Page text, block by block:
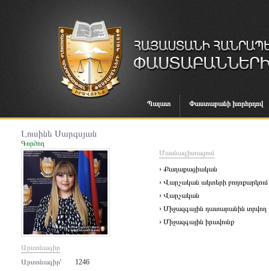
Պալատ Փաստաբանի խորհրդով
Լուսինե Սարգսյան
Գործող
Արտոնագիր
Արտոնագիր՝
1246
Մասնագիտացում
› Քաղաքացիական
› Վարչական ակտերի բողոքարկում
› Վարչական
› Միջազգային դատարանին տրվող
› Միջազգային իրավունք